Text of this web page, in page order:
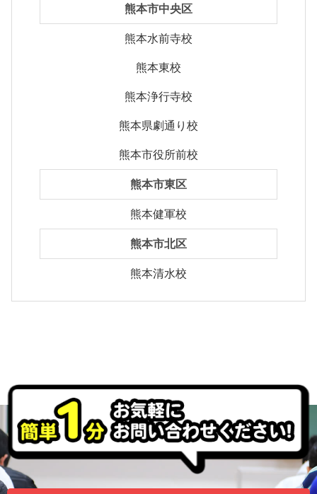
熊本市中央区
熊本水前寺校
熊本東校
熊本浄行寺校
熊本県劇通り校
熊本市役所前校
熊本市東区
熊本健軍校
熊本市北区
熊本清水校